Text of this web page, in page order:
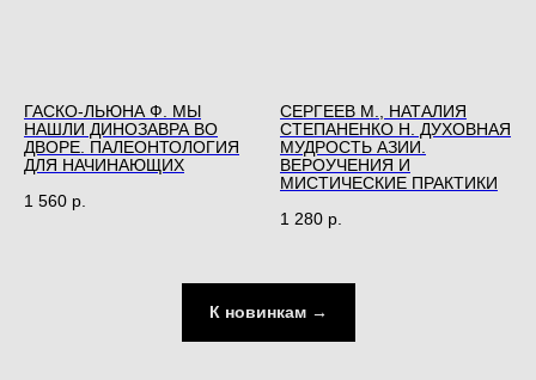
ГАСКО-ЛЬЮНА Ф. МЫ
НАШЛИ ДИНОЗАВРА ВО
ДВОРЕ. ПАЛЕОНТОЛОГИЯ
ДЛЯ НАЧИНАЮЩИХ
1 560 р.
СЕРГЕЕВ М., НАТАЛИЯ
СТЕПАНЕНКО Н. ДУХОВНАЯ
МУДРОСТЬ АЗИИ.
ВЕРОУЧЕНИЯ И
МИСТИЧЕСКИЕ ПРАКТИКИ
1 280 р.
К новинкам →